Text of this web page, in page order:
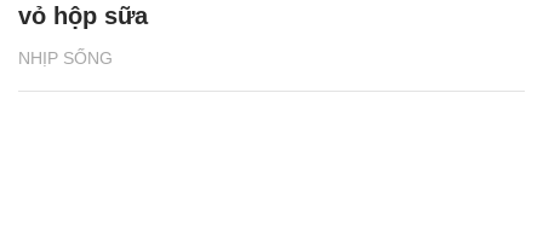
NHỊP SỐNG
vỏ hộp sữa